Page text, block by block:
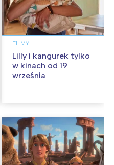
FILMY
Lilly i kangurek tylko
w kinach od 19
września